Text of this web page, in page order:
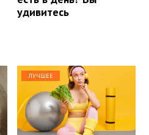
удивитесь
ЛУЧШЕЕ